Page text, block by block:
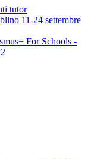
tutor
11-24 settembre
For Schools -